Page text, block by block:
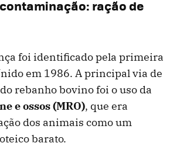
ração de
foi identificado pela primeira
em 1986. A principal via de
rebanho bovino foi o uso da
e ossos (MRO), que era
dos animais como um
barato.